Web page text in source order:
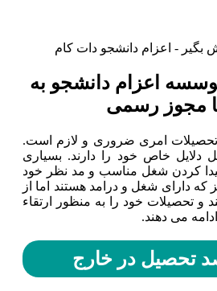
اعزام دانشجو به
مجوز رسمی
تحصیلات امری ضروری و لازم است.
دلایل خاص خود را دارند. بسیاری
کردن شغل مناسب و مد نظر خود
که دارای شغل و درامد هستند اما از
و تحصیلات خود را به منظور ارتقاء
می دهند.
تحصیل در خارج